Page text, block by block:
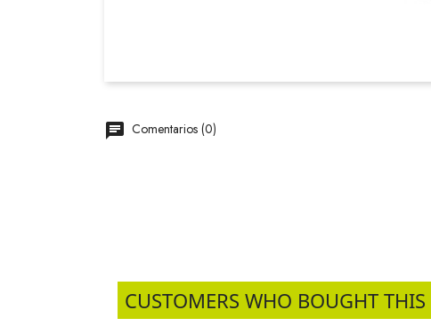
Comentarios (0)
CUSTOMERS WHO BOUGHT THIS